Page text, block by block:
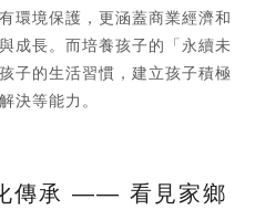
環境保護，更涵蓋商業經濟和
成長。而培養孩子的「永續未
子的生活習慣，建立孩子積極
決等能力。
傳承 —— 看見家鄉